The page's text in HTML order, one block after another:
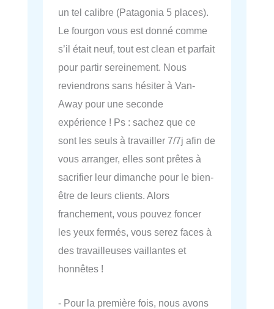
un tel calibre (Patagonia 5 places).
Le fourgon vous est donné comme
s’il était neuf, tout est clean et parfait
pour partir sereinement. Nous
reviendrons sans hésiter à Van-
Away pour une seconde
expérience ! Ps : sachez que ce
sont les seuls à travailler 7/7j afin de
vous arranger, elles sont prêtes à
sacrifier leur dimanche pour le bien-
être de leurs clients. Alors
franchement, vous pouvez foncer
les yeux fermés, vous serez faces à
des travailleuses vaillantes et
honnêtes !
- Pour la première fois, nous avons